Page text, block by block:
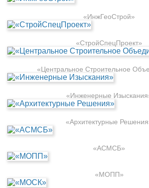
«ИнжГеоСтрой»
«СтройСпецПроект»
«Центральное Строительное
«Инженерные
«Архитектурные
«АСМСБ»
«МОПП»